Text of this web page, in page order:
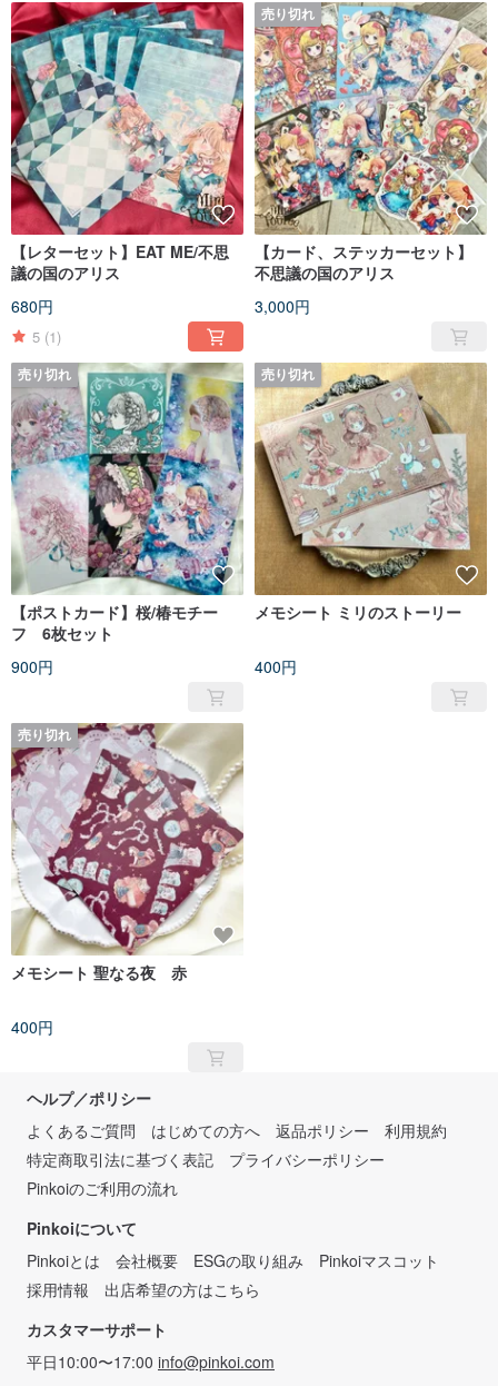
【レターセット】EAT ME/不思
議の国のアリス
680円
5 (1)
売り切れ
【カード、ステッカーセット】
不思議の国のアリス
3,000円
売り切れ
【ポストカード】桜/椿モチー
フ 6枚セット
900円
売り切れ
メモシート ミリのストーリー
400円
売り切れ
メモシート 聖なる夜 赤
400円
ヘルプ／ポリシー
よくあるご質問
はじめての方へ 返品ポリシー
利用規約
特定商取引法に基づく表記
プライバシーポリシー
Pinkoiのご利用の流れ
Pinkoiについて
Pinkoiとは
会社概要 ESGの取り組み
Pinkoiマスコット
採用情報
出店希望の方はこちら
カスタマーサポート
平日10:00〜17:00 info@pinkoi.com